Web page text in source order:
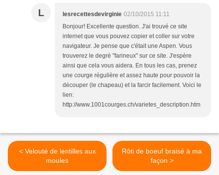
L lesrecettesdevirginie 02/10/2015 11:11
Bonjour! Excellente question. J'ai trouvé ce site
internet que vous pouvez copier et coller sur votre
navigateur. Je pense que c'était une Aspen. Vous
trouverez le degré "farineux" sur ce site. J'espère
ainsi que cela vous aidera. En tous les cas, prenez
une courge régulière et assez haute pour pouvoir la
découper (le chapeau) et la farcir facilement. Voici le
lien:
http://www.1001courges.ch/varietes_description.htm
< Velouté de lentilles aux
moules
Rôti de boeuf braisé à ma
façon >